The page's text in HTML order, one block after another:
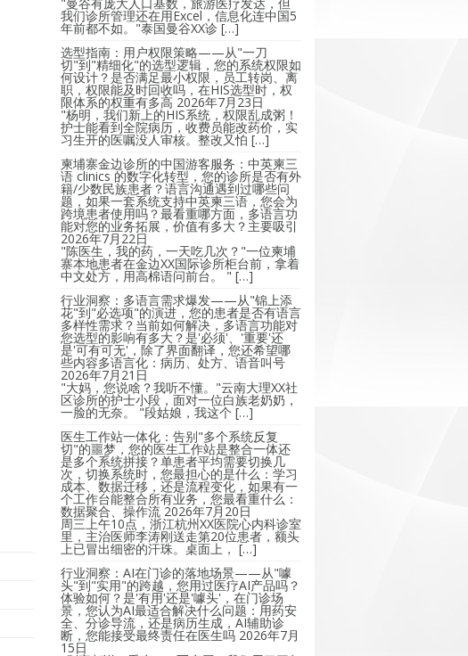
我们诊所管理还在用Excel，信息化连中国5
年前都不如。"泰国曼谷XX诊 […]
选型指南：用户权限策略——从"一刀
切"到"精细化"的选型逻辑，您的系统权限如
何设计？是否满足最小权限，员工转岗、离
职，权限能及时回收吗，在HIS选型时，权
限体系的权重有多高 2026年7月23日
"杨明，我们新上的HIS系统，权限乱成粥！
护士能看到全院病历，收费员能改药价，实
习生开的医嘱没人审核。整改又怕 […]
柬埔寨金边诊所的中国游客服务：中英柬三
语 clinics 的数字化转型，您的诊所是否有外
籍/少数民族患者？语言沟通遇到过哪些问
题，如果一套系统支持中英柬三语，您会为
跨境患者使用吗？最看重哪方面，多语言功
能对您的业务拓展，价值有多大？主要吸引
2026年7月22日
"陈医生，我的药，一天吃几次？"一位柬埔
寨本地患者在金边XX国际诊所柜台前，拿着
中文处方，用高棉语问前台。 " […]
行业洞察：多语言需求爆发——从"锦上添
花"到"必选项"的演进，您的患者是否有语言
多样性需求？当前如何解决，多语言功能对
您选型的影响有多大？是'必须'、'重要'还
是'可有可无'，除了界面翻译，您还希望哪
些内容多语言化：病历、处方、语音叫号
2026年7月21日
"大妈，您说啥？我听不懂。"云南大理XX社
区诊所的护士小段，面对一位白族老奶奶，
一脸的无奈。 "段姑娘，我这个 […]
医生工作站一体化：告别"多个系统反复
切"的噩梦，您的医生工作站是整合一体还
是多个系统拼接？单患者平均需要切换几
次，切换系统时，您最担心的是什么：学习
成本、数据迁移，还是流程变化，如果有一
个工作台能整合所有业务，您最看重什么：
数据聚合、操作流 2026年7月20日
周三上午10点，浙江杭州XX医院心内科诊室
里，主治医师李涛刚送走第20位患者，额头
上已冒出细密的汗珠。桌面上， […]
行业洞察：AI在门诊的落地场景——从"噱
头"到"实用"的跨越，您用过医疗AI产品吗？
体验如何？是'有用'还是'噱头'，在门诊场
景，您认为AI最适合解决什么问题：用药安
全、分诊导流，还是病历生成，AI辅助诊
断，您能接受最终责任在医生吗 2026年7月
15日